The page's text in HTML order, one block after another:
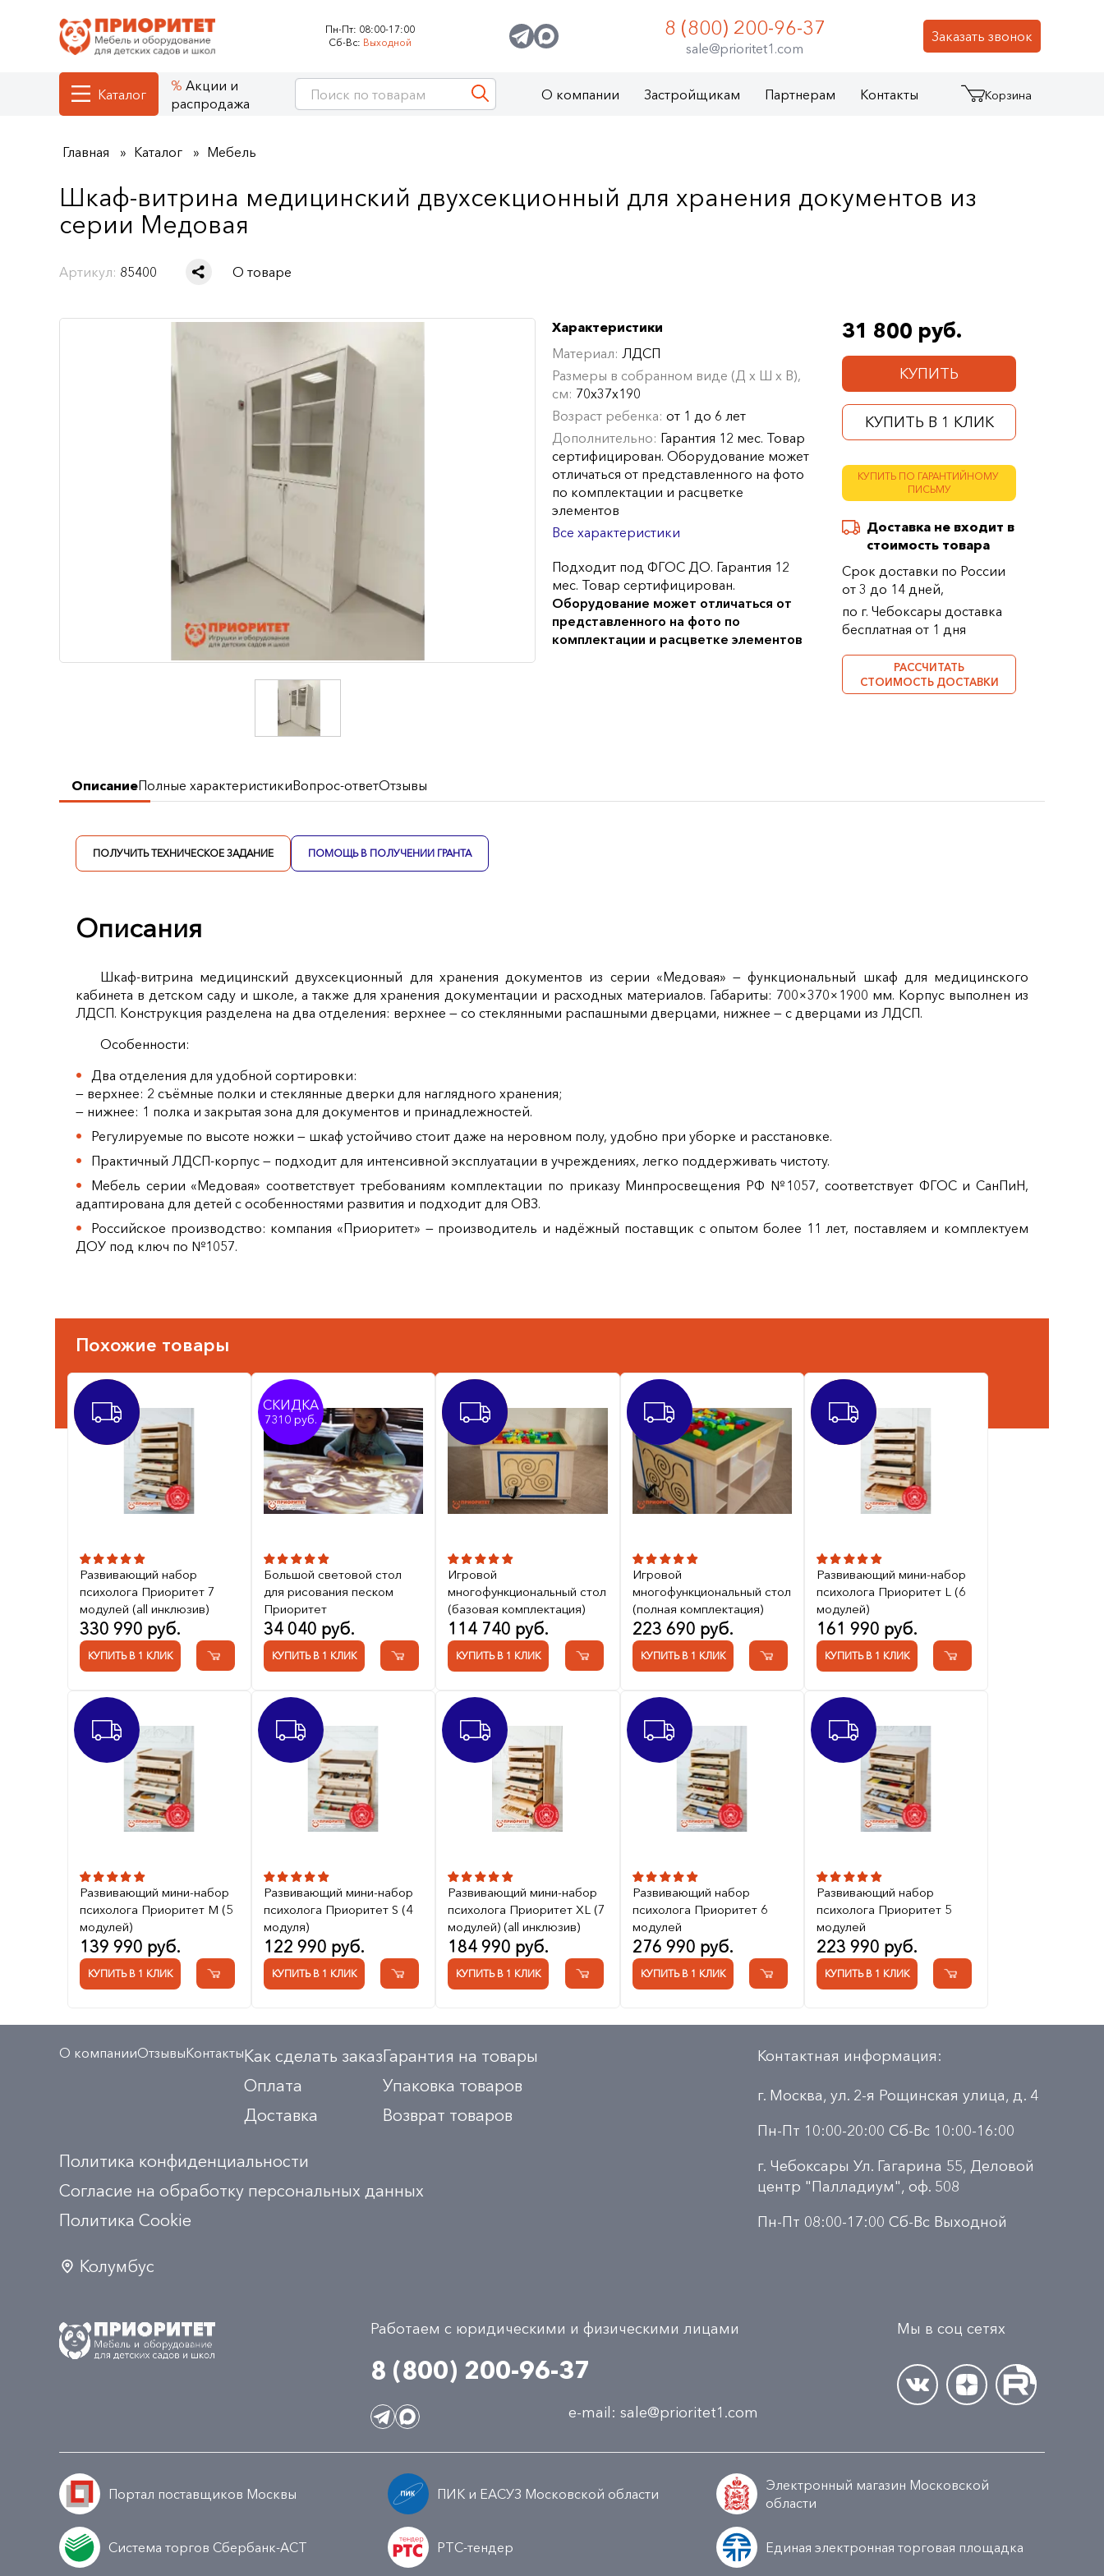
Пн-Пт: 08:00-17:00
Сб-Вс: Выходной Заказать звонок
8 (800) 200-96-37
sale@prioritet1.com
Каталог
Акции и
распродажа
О компании Застройщикам Партнерам Контакты Корзина
Главная Каталог Мебель
Шкаф-витрина медицинский двухсекционный для хранения документов из
серии Медовая
Артикул: 85400 О товаре
31 800 руб.
КУПИТЬ
КУПИТЬ В 1 КЛИК
КУПИТЬ ПО ГАРАНТИЙНОМУ
ПИСЬМУ
Доставка не входит в
стоимость товара
Срок доставки по России
от 3 до 14 дней,
по г. Чебоксары доставка
бесплатная от 1 дня
РАССЧИТАТЬ
СТОИМОСТЬ ДОСТАВКИ
Характеристики
Материал: ЛДСП
Размеры в собранном виде (Д х Ш х В),
см: 70х37х190
Возраст ребенка: от 1 до 6 лет
Дополнительно: Гарантия 12 мес. Товар
сертифицирован. Оборудование может
отличаться от представленного на фото
по комплектации и расцветке
элементов
Все характеристики
Подходит под ФГОС ДО. Гарантия 12
мес. Товар сертифицирован.
Оборудование может отличаться от
представленного на фото по
комплектации и расцветке элементов
ОписаниеПолные характеристикиВопрос-ответОтзывы
ПОЛУЧИТЬ ТЕХНИЧЕСКОЕ ЗАДАНИЕ ПОМОЩЬ В ПОЛУЧЕНИИ ГРАНТА
Описания
Шкаф-витрина медицинский двухсекционный для хранения документов из серии «Медовая» — функциональный шкаф для медицинского
кабинета в детском саду и школе, а также для хранения документации и расходных материалов. Габариты: 700×370×1900 мм. Корпус выполнен из
ЛДСП. Конструкция разделена на два отделения: верхнее — со стеклянными распашными дверцами, нижнее — с дверцами из ЛДСП.
Особенности:
Два отделения для удобной сортировки:
— верхнее: 2 съёмные полки и стеклянные дверки для наглядного хранения;
— нижнее: 1 полка и закрытая зона для документов и принадлежностей.
Регулируемые по высоте ножки — шкаф устойчиво стоит даже на неровном полу, удобно при уборке и расстановке.
Практичный ЛДСП-корпус — подходит для интенсивной эксплуатации в учреждениях, легко поддерживать чистоту.
Мебель серии «Медовая» соответствует требованиям комплектации по приказу Минпросвещения РФ №1057, соответствует ФГОС и СанПиН,
адаптирована для детей с особенностями развития и подходит для ОВЗ.
Российское производство: компания «Приоритет» — производитель и надёжный поставщик с опытом более 11 лет, поставляем и комплектуем
ДОУ под ключ по №1057.
Похожие товары
ХИТ
Развивающий набор
психолога Приоритет 7
модулей (all инклюзив)
330 990 руб.
КУПИТЬ В 1 КЛИК
СКИДКА
7310
Большой световой стол
для рисования песком
Приоритет
34 040 руб.
КУПИТЬ В 1 КЛИК
ХИТ
Игровой
многофункциональный стол
(базовая комплектация)
114 740 руб.
КУПИТЬ В 1 КЛИК
СКИДКА
46300
Игровой
многофункциональный стол
(полная комплектация)
223 690 руб.
КУПИТЬ В 1 КЛИК
ХИТ
Развивающий мини-набор
психолога Приоритет L (6
модулей)
161 990 руб.
КУПИТЬ В 1 КЛИК
Развивающий мини-набор
психолога Приоритет M (5
модулей)
139 990 руб.
КУПИТЬ В 1 КЛИК
Развивающий мини-набор
психолога Приоритет S (4
модуля)
122 990 руб.
КУПИТЬ В 1 КЛИК
Развивающий мини-набор
психолога Приоритет XL (7
модулей) (all инклюзив)
184 990 руб.
КУПИТЬ В 1 КЛИК
Развивающий набор
психолога Приоритет 6
модулей
276 990 руб.
КУПИТЬ В 1 КЛИК
Развивающий набор
психолога Приоритет 5
модулей
223 990 руб.
КУПИТЬ В 1 КЛИК
О компанииОтзывыКонтактыКак сделать заказ
Оплата
Доставка
Гарантия на товары
Упаковка товаров
Возврат товаров
Политика конфиденциальности
Согласие на обработку персональных данных
Политика Сookie
Колумбус
Контактная информация:
г. Москва, ул. 2-я Рощинская улица, д. 4
Пн-Пт 10:00-20:00 Сб-Вс 10:00-16:00
г. Чебоксары Ул. Гагарина 55, Деловой
центр "Палладиум", оф. 508
Пн-Пт 08:00-17:00 Сб-Вс Выходной
Работаем с юридическими и физическими лицами
8 (800) 200-96-37
e-mail: sale@prioritet1.com
Мы в соц сетях
Портал поставщиков Москвы ПИК и ЕАСУЗ Московской области
Электронный магазин Московской
области
Система торгов Сбербанк-АСТ РТС-тендер Единая электронная торговая площадка